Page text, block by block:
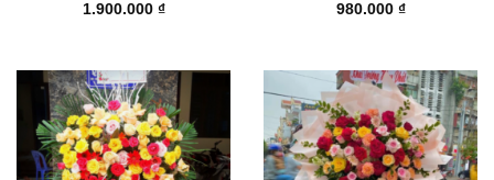
1.900.000 ₫
980.000 ₫